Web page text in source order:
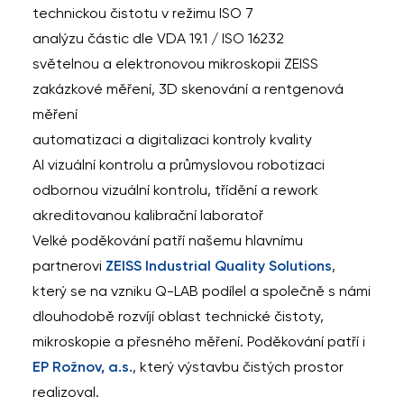
technickou čistotu v režimu ISO 7
analýzu částic dle VDA 19.1 / ISO 16232
světelnou a elektronovou mikroskopii ZEISS
zakázkové měření, 3D skenování a rentgenová
měření
automatizaci a digitalizaci kontroly kvality
AI vizuální kontrolu a průmyslovou robotizaci
odbornou vizuální kontrolu, třídění a rework
akreditovanou kalibrační laboratoř
Velké poděkování patří našemu hlavnímu
partnerovi ZEISS Industrial Quality Solutions,
který se na vzniku Q-LAB podílel a společně s námi
dlouhodobě rozvíjí oblast technické čistoty,
mikroskopie a přesného měření. Poděkování patří i
EP Rožnov, a.s., který výstavbu čistých prostor
realizoval.